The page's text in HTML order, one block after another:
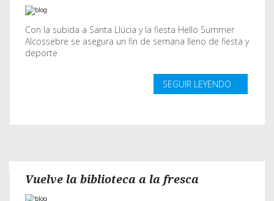
Con la subida a Santa Llúcia y la fiesta Hello Summer
Alcossebre se asegura un fin de semana lleno de fiesta y
deporte
SEGUIR LEYENDO
Vuelve la biblioteca a la fresca